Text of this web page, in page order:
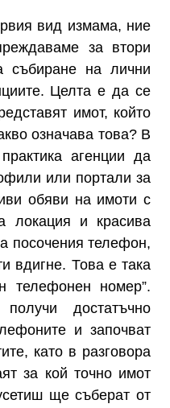
вид измама, ние
за втори
събиране на лични
Целта е да се
имот, който
означава това? В
агенции да
или портали за
обяви на имоти с
локация и красива
посочения телефон,
вдигне. Това е така
телефонен номер”.
достатъчно
и започват
като в разговора
за кой точно имот
ще съберат от